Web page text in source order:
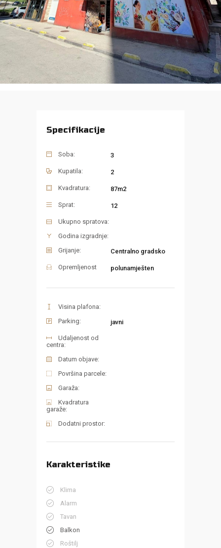
Specifikacije
Soba: 3
Kupatila: 2
Kvadratura: 87m2
Sprat: 12
Ukupno spratova:
Godina izgradnje:
Grijanje:
Centralno gradsko
Opremljenost polunamješten
Visina plafona:
Parking:
javni
Udaljenost od
centra:
Datum objave:
Površina parcele:
Garaža:
Kvadratura
garaže:
Dodatni prostor:
Karakteristike
Klima
Alarm
Tavan
Balkon
Roštilj